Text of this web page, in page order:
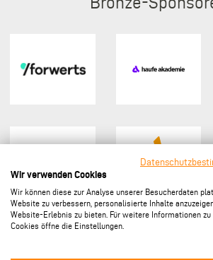
Wir verwenden Cookies
Wir können diese zur Analyse unserer Besucherdaten
Website zu verbessern, personalisierte Inhalte
Website-Erlebnis zu bieten. Für weitere Informationen zu
Cookies öffne die Einstellungen.